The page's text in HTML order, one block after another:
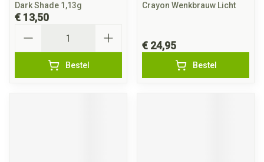
Dark Shade 1,13g
€ 13,50
Bestel
Crayon Wenkbrauw Licht
€ 24,95
Bestel